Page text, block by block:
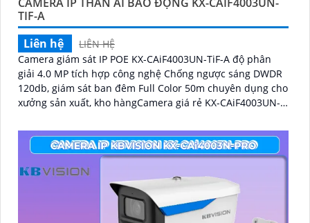
TIF-A
Liên hệ
LIÊN HỆ
Camera giám sát IP POE KX-CAiF4003UN-TiF-A độ phân
giải 4.0 MP tích hợp công nghệ Chống ngược sáng DWDR
120db, giám sát ban đêm Full Color 50m chuyên dụng cho
xưởng sản xuất, kho hàngCamera giá rẻ KX-CAiF4003UN-